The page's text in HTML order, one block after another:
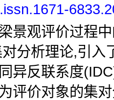
景观评价过程
分析理论,引入
异反联系度
评价对象的集